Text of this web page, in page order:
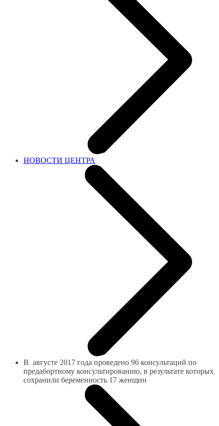
НОВОСТИ ЦЕНТРА
В августе 2017 года проведено 96 консультаций по
предабортному консультированию, в результате которых
сохранили беременность 17 женщин